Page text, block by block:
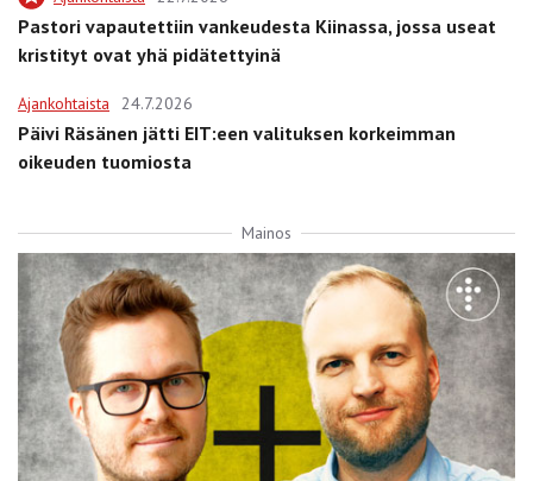
Pastori vapautettiin vankeudesta Kiinassa, jossa useat
kristityt ovat yhä pidätettyinä
Ajankohtaista 24.7.2026
Päivi Räsänen jätti EIT:een valituksen korkeimman
oikeuden tuomiosta
Mainos